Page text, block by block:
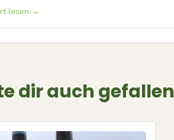
lesen →
dir auch gefallen